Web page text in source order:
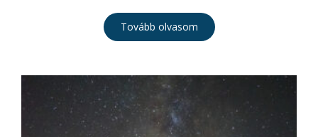
Tovább olvasom